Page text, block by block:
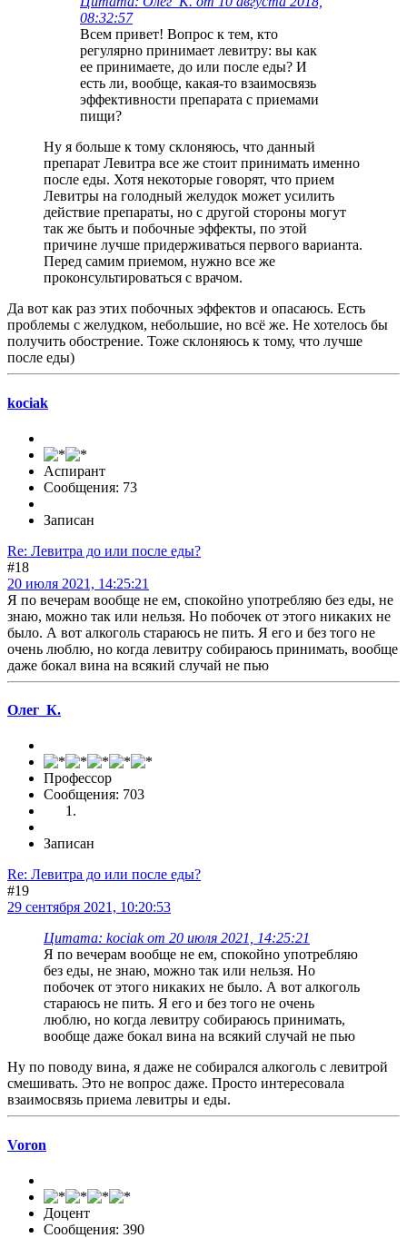
08:32:57
Всем привет! Вопрос к тем, кто
регулярно принимает левитру: вы как
ее принимаете, до или после еды? И
есть ли, вообще, какая-то взаимосвязь
эффективности препарата с приемами
пищи?
Ну я больше к тому склоняюсь, что данный
препарат Левитра все же стоит принимать именно
после еды. Хотя некоторые говорят, что прием
Левитры на голодный желудок может усилить
действие препараты, но с другой стороны могут
так же быть и побочные эффекты, по этой
причине лучше придерживаться первого варианта.
Перед самим приемом, нужно все же
проконсультироваться с врачом.
Да вот как раз этих побочных эффектов и опасаюсь. Есть
проблемы с желудком, небольшие, но всё же. Не хотелось бы
получить обострение. Тоже склоняюсь к тому, что лучше
после еды)
kociak
Аспирант
Сообщения: 73
Записан
Re: Левитра до или после еды?
#18
20 июля 2021, 14:25:21
Я по вечерам вообще не ем, спокойно употребляю без еды, не
знаю, можно так или нельзя. Но побочек от этого никаких не
было. А вот алкоголь стараюсь не пить. Я его и без того не
очень люблю, но когда левитру собираюсь принимать, вообще
даже бокал вина на всякий случай не пью
Олег_К.
Профессор
Сообщения: 703
Записан
Re: Левитра до или после еды?
#19
29 сентября 2021, 10:20:53
Цитата: kociak от 20 июля 2021, 14:25:21
Я по вечерам вообще не ем, спокойно употребляю
без еды, не знаю, можно так или нельзя. Но
побочек от этого никаких не было. А вот алкоголь
стараюсь не пить. Я его и без того не очень
люблю, но когда левитру собираюсь принимать,
вообще даже бокал вина на всякий случай не пью
Ну по поводу вина, я даже не собирался алкоголь с левитрой
смешивать. Это не вопрос даже. Просто интересовала
взаимосвязь приема левитры и еды.
Voron
Доцент
Сообщения: 390